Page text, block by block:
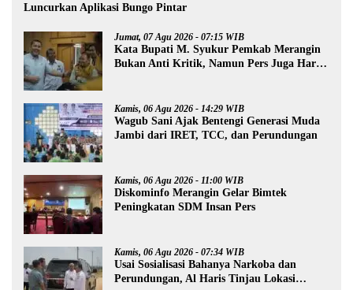
Luncurkan Aplikasi Bungo Pintar
Jumat, 07 Agu 2026 - 07:15 WIB
Kata Bupati M. Syukur Pemkab Merangin
Bukan Anti Kritik, Namun Pers Juga Harus
Kamis, 06 Agu 2026 - 14:29 WIB
Wagub Sani Ajak Bentengi Generasi Muda
Jambi dari IRET, TCC, dan Perundungan
Kamis, 06 Agu 2026 - 11:00 WIB
Diskominfo Merangin Gelar Bimtek
Peningkatan SDM Insan Pers
Kamis, 06 Agu 2026 - 07:34 WIB
Usai Sosialisasi Bahanya Narkoba dan
Perundungan, Al Haris Tinjau Lokasi